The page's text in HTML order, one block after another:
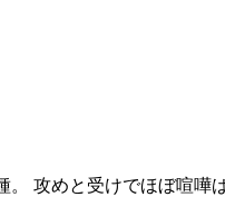
。 攻めと受けでほぼ喧